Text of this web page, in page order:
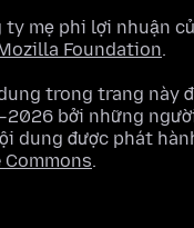
ty mẹ phi lợi nhuận
Foundation.
trong trang này
bởi những
dung được phát
.